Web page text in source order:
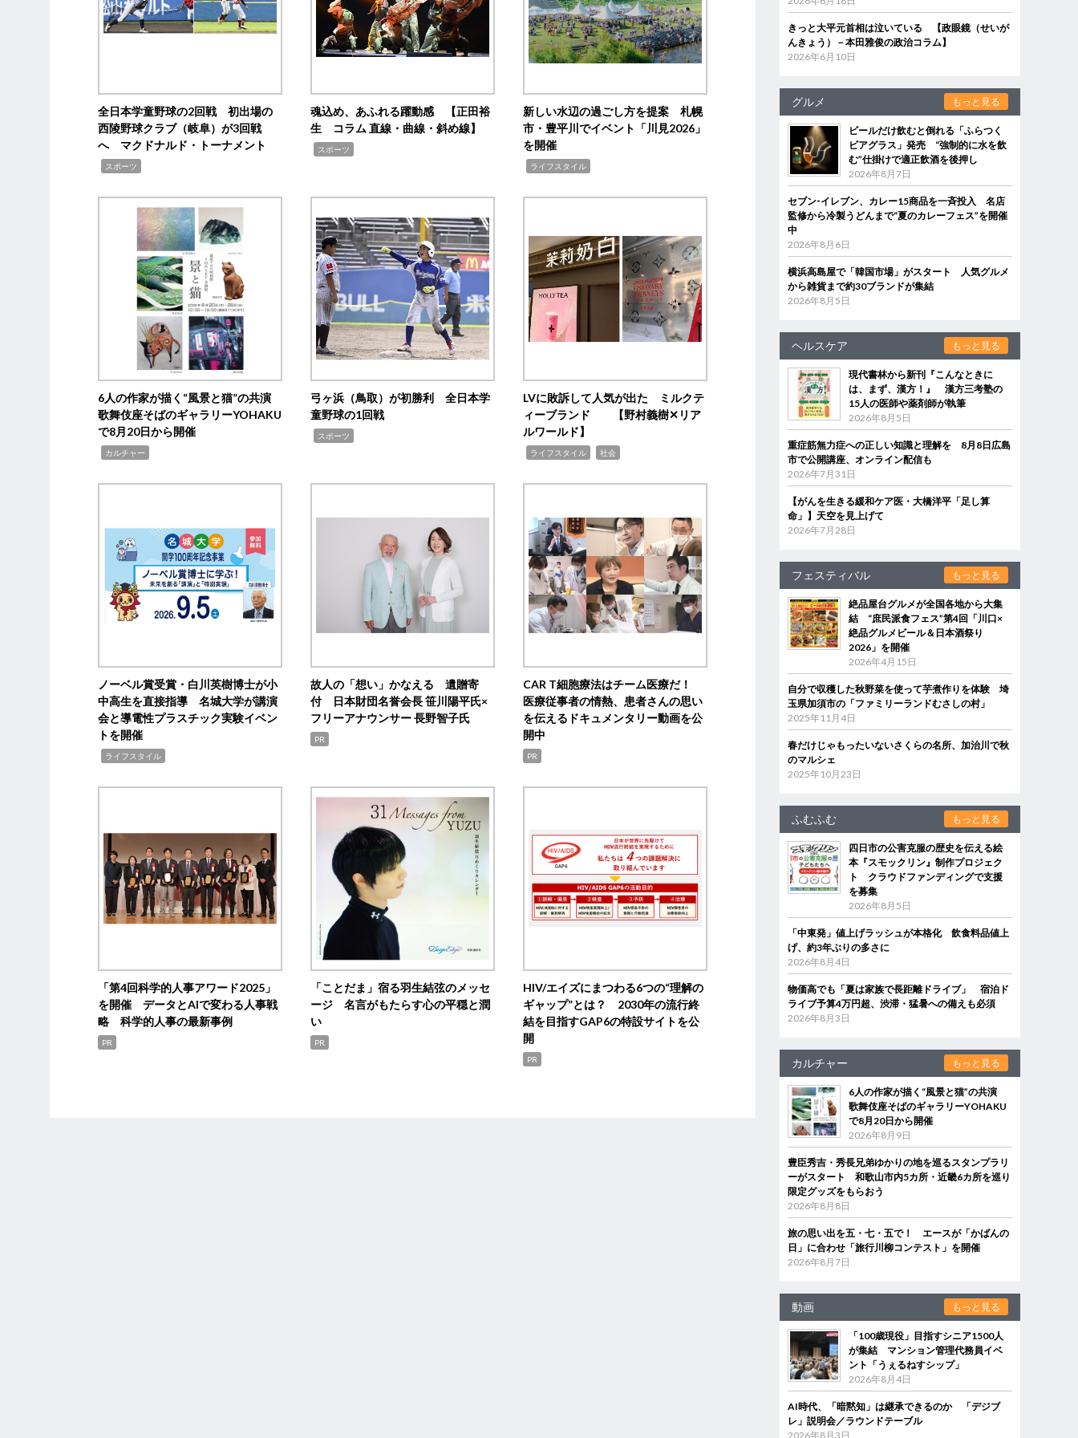
全日本学童野球の2回戦 初出場の
西陵野球クラブ（岐阜）が3回戦
へ マクドナルド・トーナメント
スポーツ
魂込め、あふれる躍動感 【正田裕
生 コラム 直線・曲線・斜め線】
スポーツ
新しい水辺の過ごし方を提案 札幌
市・豊平川でイベント「川見2026」
を開催
ライフスタイル
6人の作家が描く“風景と猫”の共演
歌舞伎座そばのギャラリーYOHAKU
で8月20日から開催
カルチャー
弓ヶ浜（鳥取）が初勝利 全日本学
童野球の1回戦
スポーツ
LVに敗訴して人気が出た ミルクテ
ィーブランド 【野村義樹✕リア
ルワールド】
ライフスタイル 社会
ノーベル賞受賞・白川英樹博士が小
中高生を直接指導 名城大学が講演
会と導電性プラスチック実験イベン
トを開催
ライフスタイル
故人の「想い」かなえる 遺贈寄
付 日本財団名誉会長 笹川陽平氏×
フリーアナウンサー 長野智子氏
PR
CAR T細胞療法はチーム医療だ！
医療従事者の情熱、患者さんの思い
を伝えるドキュメンタリー動画を公
開中
PR
「第4回科学的人事アワード2025」
を開催 データとAIで変わる人事戦
略 科学的人事の最新事例
PR
「ことだま」宿る羽生結弦のメッセ
ージ 名言がもたらす心の平穏と潤
い
PR
HIV/エイズにまつわる6つの“理解の
ギャップ”とは？ 2030年の流行終
結を目指すGAP6の特設サイトを公
開
PR
きっと大平元首相は泣いている 【政眼鏡（せいが
んきょう）－本田雅俊の政治コラム】
2026年6月10日
グルメ もっと見る
ビールだけ飲むと倒れる「ふらつく
ビアグラス」発売 “強制的に水を飲
む”仕掛けで適正飲酒を後押し
2026年8月7日
セブン‐イレブン、カレー15商品を一斉投入 名店
監修から冷製うどんまで“夏のカレーフェス”を開催
中
2026年8月6日
横浜高島屋で「韓国市場」がスタート 人気グルメ
から雑貨まで約30ブランドが集結
2026年8月5日
ヘルスケア もっと見る
現代書林から新刊『こんなときに
は、まず、漢方！』 漢方三考塾の
15人の医師や薬剤師が執筆
2026年8月5日
重症筋無力症への正しい知識と理解を 8月8日広島
市で公開講座、オンライン配信も
2026年7月31日
【がんを生きる緩和ケア医・大橋洋平「足し算
命」】天空を見上げて
2026年7月28日
フェスティバル もっと見る
絶品屋台グルメが全国各地から大集
結 “庶民派食フェス”第4回「川口×
絶品グルメビール＆日本酒祭り
2026」を開催
2026年4月15日
自分で収穫した秋野菜を使って芋煮作りを体験 埼
玉県加須市の「ファミリーランドむさしの村」
2025年11月4日
春だけじゃもったいないさくらの名所、加治川で秋
のマルシェ
2025年10月23日
ふむふむ もっと見る
四日市の公害克服の歴史を伝える絵
本『スモックリン』制作プロジェク
ト クラウドファンディングで支援
を募集
2026年8月5日
「中東発」値上げラッシュが本格化 飲食料品値上
げ、約3年ぶりの多さに
2026年8月4日
物価高でも「夏は家族で長距離ドライブ」 宿泊ド
ライブ予算4万円超、渋滞・猛暑への備えも必須
2026年8月3日
カルチャー もっと見る
6人の作家が描く“風景と猫”の共演
歌舞伎座そばのギャラリーYOHAKU
で8月20日から開催
2026年8月9日
豊臣秀吉・秀長兄弟ゆかりの地を巡るスタンプラリ
ーがスタート 和歌山市内5カ所・近畿6カ所を巡り
限定グッズをもらおう
2026年8月8日
旅の思い出を五・七・五で！ エースが「かばんの
日」に合わせ「旅行川柳コンテスト」を開催
2026年8月7日
動画 もっと見る
「100歳現役」目指すシニア1500人
が集結 マンション管理代務員イベ
ント「うぇるねすシップ」
2026年8月4日
AI時代、「暗黙知」は継承できるのか 「デジブ
レ」説明会／ラウンドテーブル
2026年8月3日